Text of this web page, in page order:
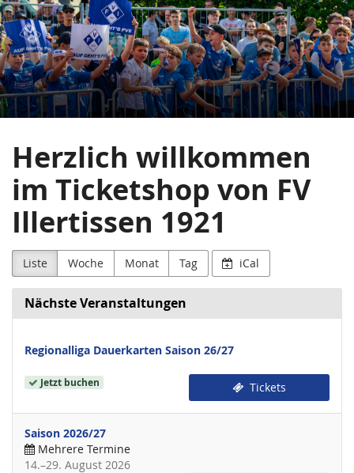
Zum
Haupt-
Inhalt
springen
FV
Illertissen
1921
Herzlich willkommen
im Ticketshop von FV
Illertissen 1921
Liste Woche Monat Tag iCal
Nächste Veranstaltungen
Regionalliga Dauerkarten Saison 26/27
Jetzt buchen Tickets
Saison 2026/27
Mehrere Termine
14.–bis
29. August 2026